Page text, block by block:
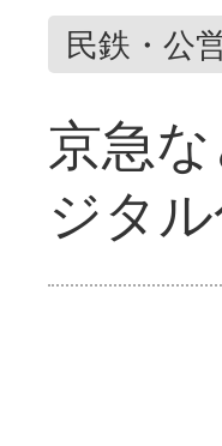
民鉄・公
京急
ジタ